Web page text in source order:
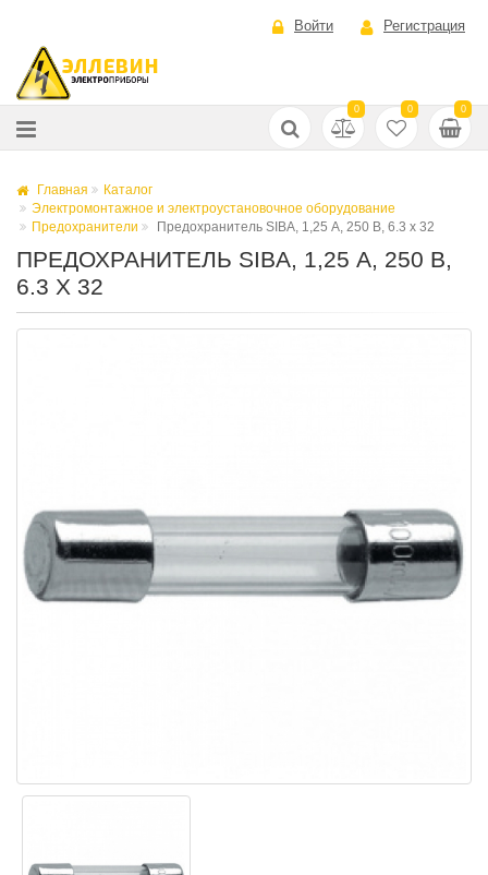
Войти Регистрация
0 0 0
Главная
Каталог
Электромонтажное и электроустановочное оборудование
Предохранители
Предохранитель SIBA, 1,25 А, 250 В, 6.3 x 32
ПРЕДОХРАНИТЕЛЬ SIBA, 1,25 А, 250 В,
6.3 X 32